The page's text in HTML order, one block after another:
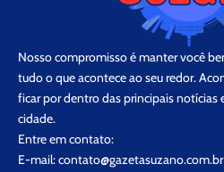
Nosso compromisso é manter você
tudo o que acontece ao seu redor.
ficar por dentro das principais notícias
cidade.
Entre em contato:
E-mail:contato@gazetasuzano.com.br